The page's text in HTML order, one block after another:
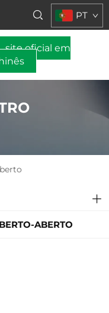
PT
site oficial em
ABERTO